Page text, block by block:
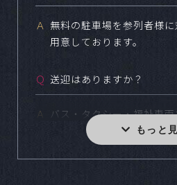
Ａ 無料の駐車場を参列者様
用意しております。
Ｑ 送迎はありますか？
Ａ
バス・タクシー・福祉車
数に合わせてご用意してお